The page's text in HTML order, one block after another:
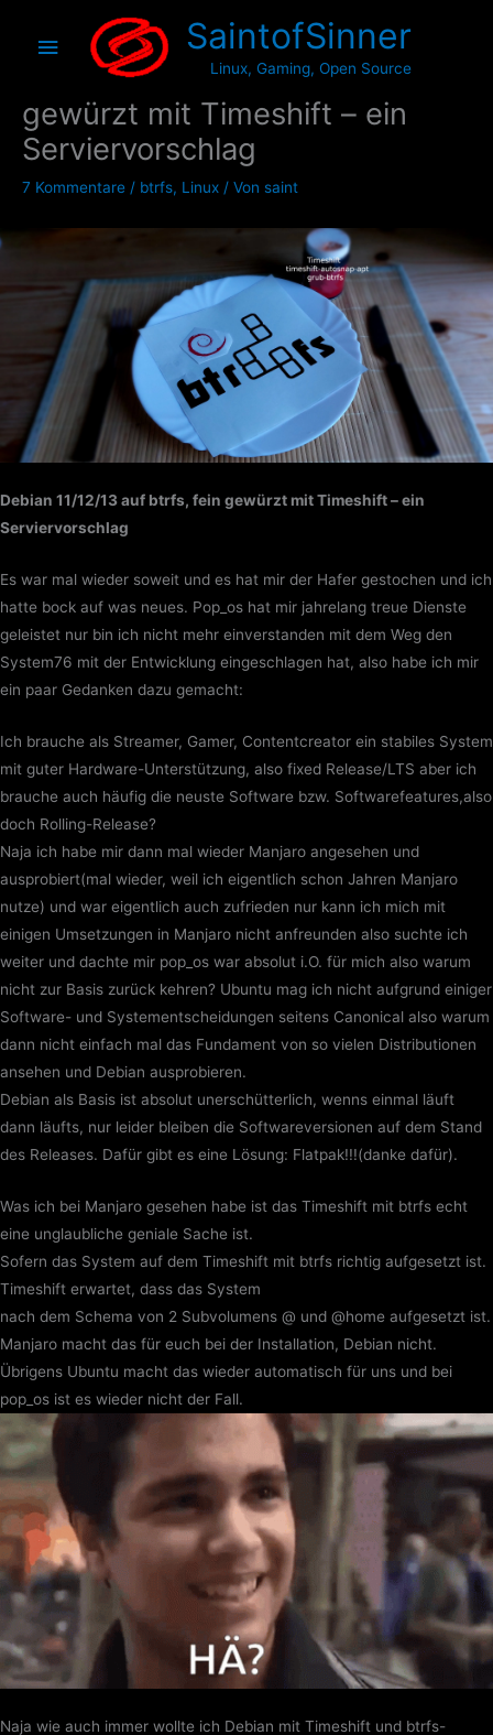
SaintofSinner
Linux, Gaming, Open Source
Hauptmenü
Debian 11/12/13 auf btrfs, fein
gewürzt mit Timeshift – ein
Serviervorschlag
7 Kommentare / btrfs, Linux / Von saint
Debian 11/12/13 auf btrfs, fein gewürzt mit Timeshift – ein
Serviervorschlag
Es war mal wieder soweit und es hat mir der Hafer gestochen und ich
hatte bock auf was neues. Pop_os hat mir jahrelang treue Dienste
geleistet nur bin ich nicht mehr einverstanden mit dem Weg den
System76 mit der Entwicklung eingeschlagen hat, also habe ich mir
ein paar Gedanken dazu gemacht:
Ich brauche als Streamer, Gamer, Contentcreator ein stabiles System
mit guter Hardware-Unterstützung, also fixed Release/LTS aber ich
brauche auch häufig die neuste Software bzw. Softwarefeatures,also
doch Rolling-Release?
Naja ich habe mir dann mal wieder Manjaro angesehen und
ausprobiert(mal wieder, weil ich eigentlich schon Jahren Manjaro
nutze) und war eigentlich auch zufrieden nur kann ich mich mit
einigen Umsetzungen in Manjaro nicht anfreunden also suchte ich
weiter und dachte mir pop_os war absolut i.O. für mich also warum
nicht zur Basis zurück kehren? Ubuntu mag ich nicht aufgrund einiger
Software- und Systementscheidungen seitens Canonical also warum
dann nicht einfach mal das Fundament von so vielen Distributionen
ansehen und Debian ausprobieren.
Debian als Basis ist absolut unerschütterlich, wenns einmal läuft
dann läufts, nur leider bleiben die Softwareversionen auf dem Stand
des Releases. Dafür gibt es eine Lösung: Flatpak!!!(danke dafür).
Was ich bei Manjaro gesehen habe ist das Timeshift mit btrfs echt
eine unglaubliche geniale Sache ist.
Sofern das System auf dem Timeshift mit btrfs richtig aufgesetzt ist.
Timeshift erwartet, dass das System
nach dem Schema von 2 Subvolumens @ und @home aufgesetzt ist.
Manjaro macht das für euch bei der Installation, Debian nicht.
Übrigens Ubuntu macht das wieder automatisch für uns und bei
pop_os ist es wieder nicht der Fall.
Naja wie auch immer wollte ich Debian mit Timeshift und btrfs-